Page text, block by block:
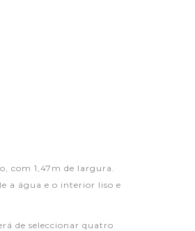
com 1,47m de largura.
a água e o interior liso e
de seleccionar quatro